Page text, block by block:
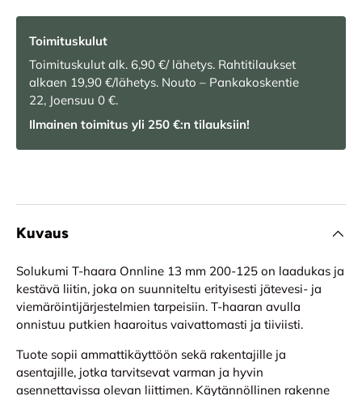
Toimituskulut
Toimituskulut alk. 6,90 €/ lähetys. Rahtitilaukset
alkaen 19,90 €/lähetys. Nouto – Pankakoskentie
22, Joensuu 0 €.
Ilmainen toimitus yli 250 €:n tilauksiin!
Kuvaus
Solukumi T-haara Onnline 13 mm 200-125 on laadukas ja
kestävä liitin, joka on suunniteltu erityisesti jätevesi- ja
viemäröintijärjestelmien tarpeisiin. T-haaran avulla
onnistuu putkien haaroitus vaivattomasti ja tiiviisti.
Tuote sopii ammattikäyttöön sekä rakentajille ja
asentajille, jotka tarvitsevat varman ja hyvin
asennettavissa olevan liittimen. Käytännöllinen rakenne